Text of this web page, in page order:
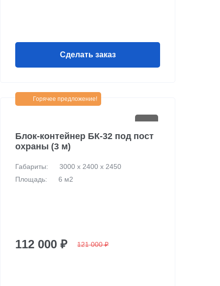
Сделать заказ
Горячее предложение!
Блок-контейнер БК-32 под пост
охраны (3 м)
Габариты:
3000 х 2400 х 2450
Площадь:
6 м2
112 000 ₽ 121 000 ₽